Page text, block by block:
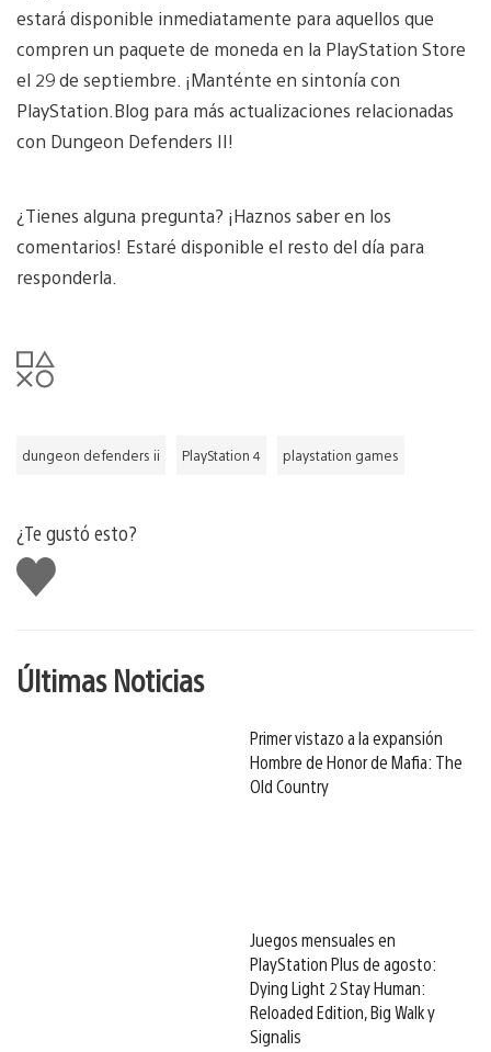
estará disponible inmediatamente para aquellos que
compren un paquete de moneda en la PlayStation Store
el 29 de septiembre. ¡Manténte en sintonía con
PlayStation.Blog para más actualizaciones relacionadas
con Dungeon Defenders II!
¿Tienes alguna pregunta? ¡Haznos saber en los
comentarios! Estaré disponible el resto del día para
responderla.
dungeon defenders ii PlayStation 4 playstation games
¿Te gustó esto?
Me
gusta
Últimas Noticias
Primer vistazo a la expansión
Hombre de Honor de Mafia: The
Old Country
Juegos mensuales en
PlayStation Plus de agosto:
Dying Light 2 Stay Human:
Reloaded Edition, Big Walk y
Signalis